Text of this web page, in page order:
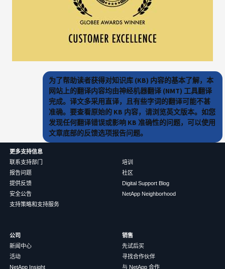
为了帮助读者获得对知识库 (KB) 内容的基本了解，本
网站上的翻译内容均由神经机器翻译 (NMT) 工具翻译
完成。译文多采用直译，且有些字词的翻译可能不甚
准确。要查看原始的 KB 内容，请浏览英文版本。如您
发现任何翻译错误或影响 KB 准确性的问题，可以使用
文章底部的反馈选项报告问题。
更多支持信息
联系支持部门
报告问题
提供反馈
安全公告
支持策略和支持服务
培训
社区
Digital Support Blog
NetApp Neighborhood
公司
新闻中心
活动
NetApp Insight
销售
先试后买
寻找合作伙伴
与 NetApp 合作